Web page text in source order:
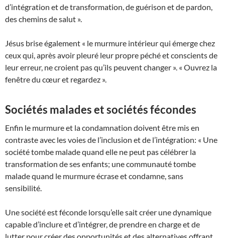
d’intégration et de transformation, de guérison et de pardon,
des chemins de salut ».
Jésus brise également « le murmure intérieur qui émerge chez
ceux qui, après avoir pleuré leur propre péché et conscients de
leur erreur, ne croient pas qu’ils peuvent changer ». « Ouvrez la
fenêtre du cœur et regardez ».
Sociétés malades et sociétés fécondes
Enfin le murmure et la condamnation doivent être mis en
contraste avec les voies de l’inclusion et de l’intégration: « Une
société tombe malade quand elle ne peut pas célébrer la
transformation de ses enfants; une communauté tombe
malade quand le murmure écrase et condamne, sans
sensibilité.
Une société est féconde lorsqu’elle sait créer une dynamique
capable d’inclure et d’intégrer, de prendre en charge et de